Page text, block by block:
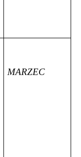
MARZEC